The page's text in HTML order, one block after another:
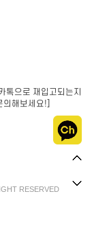
RESERVED
톡으로 재입고되는지
의해보세요!]